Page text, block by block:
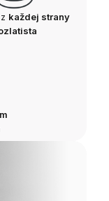
každej strany